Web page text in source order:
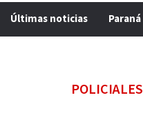
Últimas noticias Paraná
POLICIALES